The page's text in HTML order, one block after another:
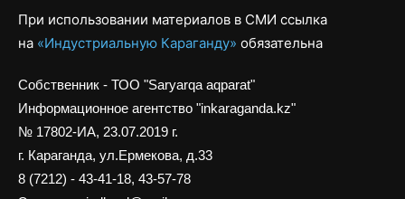
При использовании материалов в СМИ ссылка
на «Индустриальную Караганду» обязательна
Собственник - ТОО "Saryarqa aqparat"
Информационное агентство "inkaraganda.kz"
№ 17802-ИА, 23.07.2019 г.
г. Караганда, ул.Ермекова, д.33
8 (7212) - 43-41-18, 43-57-78